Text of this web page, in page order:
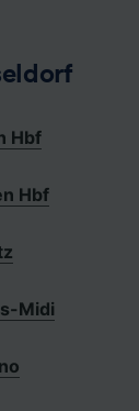
Hbf
Hbf
Midi